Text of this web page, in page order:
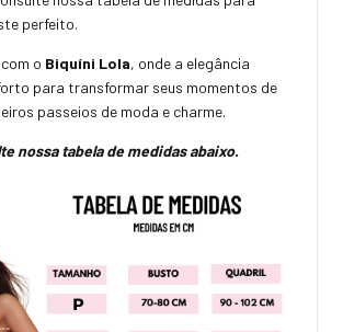
perfeito.
o Biquíni Lola, onde a elegância
para transformar seus momentos de
passeios de moda e charme.
nossa tabela de medidas abaixo.